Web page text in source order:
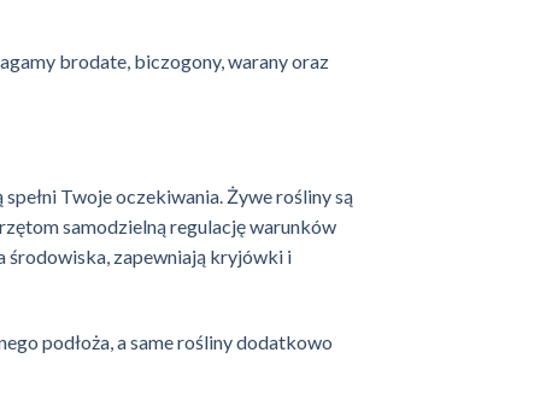
agamy brodate biczogony, warany oraz
Twoje oczekiwania. Żywe rośliny są
samodzielną regulację warunków
środowiska, zapewniają kryjówki i
podłoża, a same rośliny dodatkowo